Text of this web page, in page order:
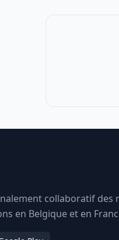
collaboratif des
en Belgique et en